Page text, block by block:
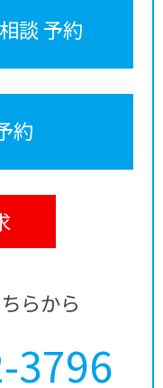
談 予約
約
らから
3796